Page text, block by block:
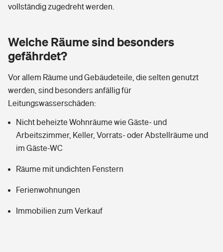
Kinderunfall-Check: Mehr Sicherheit für deine Kids
Sie haben Fragen?
vollständig zugedreht werden.
Welche Räume sind besonders
gefährdet?
Vor allem Räume und Gebäudeteile, die selten genutzt
werden, sind besonders anfällig für
Leitungswasserschäden:
Nicht beheizte Wohnräume wie Gäste- und
Arbeitszimmer, Keller, Vorrats- oder Abstellräume und
im Gäste-WC
Räume mit undichten Fenstern
Ferienwohnungen
Immobilien zum Verkauf